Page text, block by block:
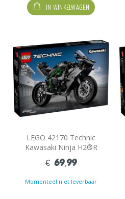
IN WINKELWAGEN
LEGO 42170 Technic
Kawasaki Ninja H2®R
Motor
€ 69,99
Momenteel niet leverbaar